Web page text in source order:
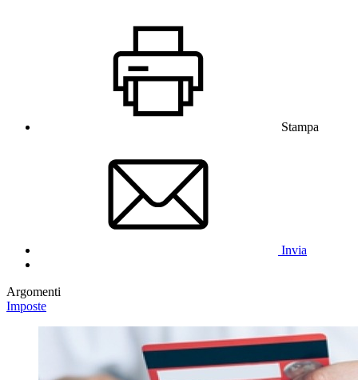
Stampa
Invia
Argomenti
Imposte